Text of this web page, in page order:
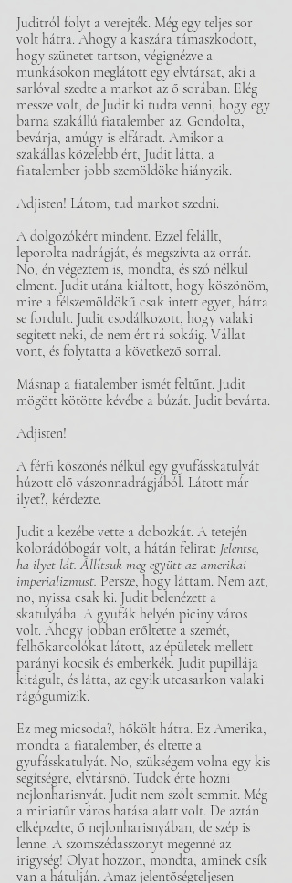
Juditról folyt a verejték. Még egy teljes sor
volt hátra. Ahogy a kaszára támaszkodott,
hogy szünetet tartson, végignézve a
munkásokon meglátott egy elvtársat, aki a
sarlóval szedte a markot az ő sorában. Elég
messze volt, de Judit ki tudta venni, hogy egy
barna szakállú fiatalember az. Gondolta,
bevárja, amúgy is elfáradt. Amikor a
szakállas közelebb ért, Judit látta, a
fiatalember jobb szemöldöke hiányzik.
Adjisten! Látom, tud markot szedni.
A dolgozókért mindent. Ezzel felállt,
leporolta nadrágját, és megszívta az orrát.
No, én végeztem is, mondta, és szó nélkül
elment. Judit utána kiáltott, hogy köszönöm,
mire a félszemöldökű csak intett egyet, hátra
se fordult. Judit csodálkozott, hogy valaki
segített neki, de nem ért rá sokáig. Vállat
vont, és folytatta a következő sorral.
Másnap a fiatalember ismét feltűnt. Judit
mögött kötötte kévébe a búzát. Judit bevárta.
Adjisten!
A férfi köszönés nélkül egy gyufásskatulyát
húzott elő vászonnadrágjából. Látott már
ilyet?, kérdezte.
Judit a kezébe vette a dobozkát. A tetején
kolorádóbogár volt, a hátán felirat: Jelentse,
ha ilyet lát. Állítsuk meg együtt az amerikai
imperializmust. Persze, hogy láttam. Nem azt,
no, nyissa csak ki. Judit belenézett a
skatulyába. A gyufák helyén piciny város
volt. Ahogy jobban erőltette a szemét,
felhőkarcolókat látott, az épületek mellett
parányi kocsik és emberkék. Judit pupillája
kitágult, és látta, az egyik utcasarkon valaki
rágógumizik.
Ez meg micsoda?, hőkölt hátra. Ez Amerika,
mondta a fiatalember, és eltette a
gyufásskatulyát. No, szükségem volna egy kis
segítségre, elvtársnő. Tudok érte hozni
nejlonharisnyát. Judit nem szólt semmit. Még
a miniatűr város hatása alatt volt. De aztán
elképzelte, ő nejlonharisnyában, de szép is
lenne. A szomszédasszonyt megenné az
irigység! Olyat hozzon, mondta, aminek csík
van a hátulján. Amaz jelentőségteljesen